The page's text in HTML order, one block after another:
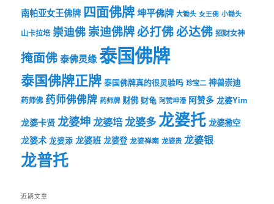
南帕亚女王佛牌 四面佛牌坤平佛牌 大锄头 女王佛 小锄头
山卡拉培 崇迪佛崇迪佛牌必打佛必达佛 招财女神
掩面佛泰佛灵缘泰国佛牌
泰国佛牌正牌 泰国佛牌真的很灵验吗 珍宝二 神兽崇迪
药师佛 药师佛佛牌 药师牌 财佛 财龟 阿赞坤潘 阿赞多 龙婆Yim
龙婆卡贤 龙婆坤龙婆培龙婆多龙婆托 龙婆撒空
龙婆术 龙婆添 龙婆班 龙婆登 龙婆禅南 龙婆贵 龙婆银
龙普托
近期文章